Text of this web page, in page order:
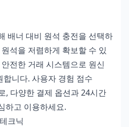
배너 대비 원석 충전을 선택하
석을 저렴하게 확보할 수 있
전한 거래 시스템으로 원신
니다. 사용자 경험 점수
, 다양한 결제 옵션과 24시간
하고 이용하세요.
크닉